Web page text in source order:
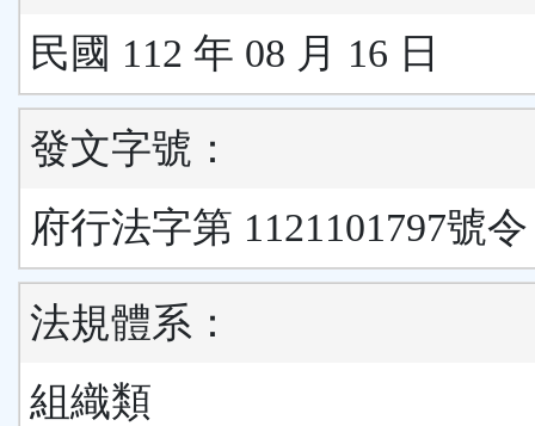
民國 112 年 08 月 16 日
發文字號：
府行法字第 1121101797號令
法規體系：
組織類